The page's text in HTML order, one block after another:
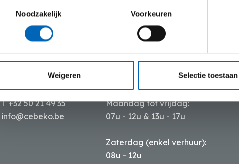
Noodzakelijk
Voorkeuren
Weigeren Selectie toestaan
Contact
T +32 50 21 49 35
info@cebeko.be
Openingsuren
Maandag tot vrijdag:
07u - 12u & 13u - 17u
Zaterdag (enkel verhuur):
08u - 12u